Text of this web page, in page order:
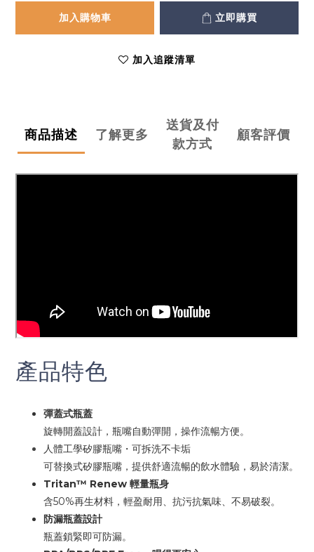
加入購物車 立即購買
加入追蹤清單
商品描述 了解更多
送貨及付
款方式
顧客評價
產品特色
彈蓋式瓶蓋
旋轉開蓋設計，瓶嘴自動彈開，操作流暢方便。
人體工學矽膠瓶嘴・可拆洗不卡垢
可替換式矽膠瓶嘴，提供舒適流暢的飲水體驗，易於清潔。
Tritan™ Renew 輕量瓶身
含50%再生材料，輕盈耐用、抗污抗氣味、不易破裂。
防漏瓶蓋設計
瓶蓋鎖緊即可防漏。